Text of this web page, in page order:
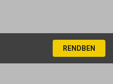
RENDBEN